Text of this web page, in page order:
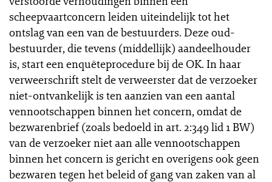
scheepvaartconcern leiden uiteindelijk tot het
ontslag van een van de bestuurders. Deze oud-
bestuurder, die tevens (middellijk) aandeelhouder
is, start een enquêteprocedure bij de OK. In haar
verweerschrift stelt de verweerster dat de verzoeker
niet-ontvankelijk is ten aanzien van een aantal
vennootschappen binnen het concern, omdat de
bezwarenbrief (zoals bedoeld in art. 2:349 lid 1 BW)
van de verzoeker niet aan alle vennootschappen
binnen het concern is gericht en overigens ook geen
bezwaren tegen het beleid of gang van zaken van al